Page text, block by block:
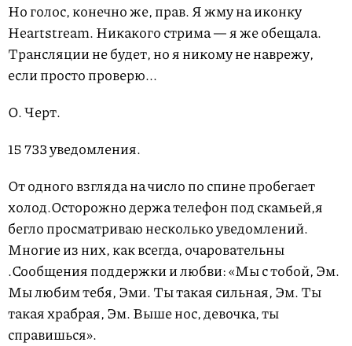
Но голос, конечно же, прав. Я жму на иконку
Heartstream. Никакого стрима — я же обещала.
Трансляции не будет, но я никому не наврежу,
если просто проверю...
О. Черт.
15 733 уведомления.
От одного взгляда на число по спине пробегает
холод.Осторожно держа телефон под скамьей,я
бегло просматриваю несколько уведомлений.
Многие из них, как всегда, очаровательны
.Сообщения поддержки и любви: «Мы с тобой, Эм.
Мы любим тебя, Эми. Ты такая сильная, Эм. Ты
такая храбрая, Эм. Выше нос, девочка, ты
справишься».